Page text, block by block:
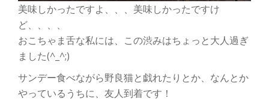
美味しかったですよ、、、美味しかったですけ
ど、、、、
おこちゃま舌な私には、この渋みはちょっと大人過ぎ
ました(^_^;)
サンデー食べながら野良猫と戯れたりとか、なんとか
やっているうちに、友人到着です！